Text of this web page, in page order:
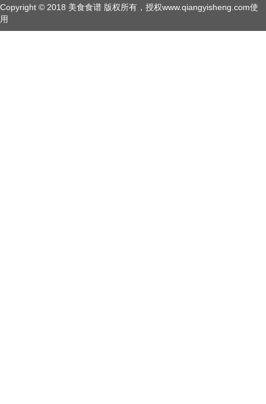
Copyright © 2018 美食食谱 版权所有，授权www.qiangyisheng.com使
用